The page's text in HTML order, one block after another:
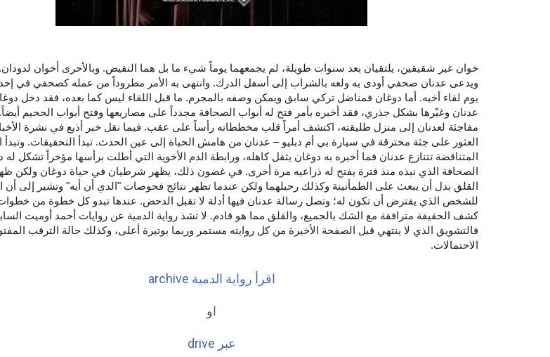
خوان غير شقيقين، يلتقيان بعد سنوات طويلة، لم يجمعهما يوماً شيء ما بل هما النقيض. وبالأحرى أخوان لدودان.
ويدعى عدنان صحفي أودى به ولعه بالشراب إلى أسفل الدرك. وانتهى به الأمر مطروداً من عمله كصحفي في
يوم لقاء أخيه. أما دوغان فمناضل تركي سابق ويمكن وصفه بالمجرم. ما قبل اللقاء ليس كما بعده، فقد دخل
عدنان وغيّرها بشكل جذري، فقد أخبره بأمر فتح له أبواب الصحافة مجدداً على مصاريعها وفتح أبواب الجحيم أيضاً.
مفاجئة لعدنان إلى منزل طليقته، اكتشف أمراً قلب مخططاته رأساً على عقب. فيما نقل خبر أذيع في نشرة
العثور على جثة محترقة في سيارة بي أم دبليو – عدنان من هامش الحياة إلى عين الحدث. تبدأ التحقيقات. وتبدأ
المتناقضة تتنازع عدنان فما أخبره به دوغان يثقل كاهله، ورابطة الدم الأخوية التي أطلت برأسها مؤخراً تشكل له
الصحافة الذي نبذه منذ فترة يفتح له ذراعيه مرة أخرى. في غضون ذلك، يظهر شرطيان في حياة دوغان ولكن
القلق بدل أن يبعث على الطمأنينة وكذلك رحيلهما ولكن عندما تظهر نتائج فحوصات "الدي أن أيه" وتشير إلى أن
للشخص الذي يفترض أن تكون له؛ وتصل رسالة عدنان فيها أدلة لا تقبل الدحض. عندها تبدو كل خطوة من
كشف الحقيقة مترافقة مع الشك بالجميع، والقلق مما هو قادم. لا تشذ رواية الدمية عن روايات أحمد أوميت
فالتشويق الذي لا ينتهي قبل الصفحة الأخيرة من كل روايته مستمر وربما بوتيرة أعلى، وكذلك حالة الترقب
الاحتمالات.
اقرأ رواية الدمية archive
او
عبر drive